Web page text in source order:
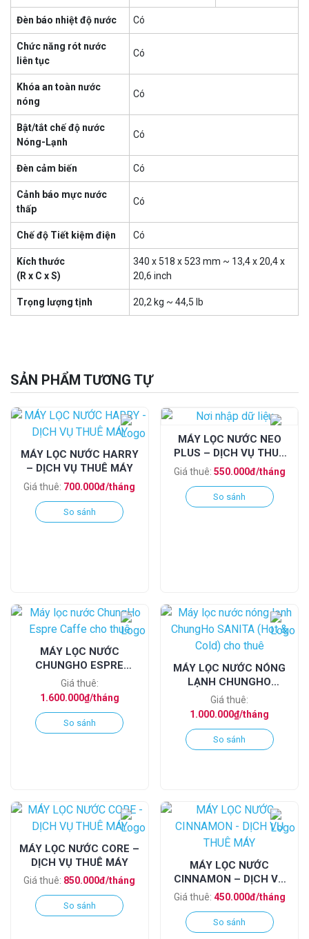
Đèn báo nhiệt độ nước Có
Chức năng rót nước
liên tục
Có
Khóa an toàn nước
nóng
Có
Bật/tắt chế độ nước
Nóng-Lạnh
Có
Đèn cảm biến Có
Cảnh báo mực nước
thấp
Có
Chế độ Tiết kiệm điện Có
Kích thước
(R x C x S)
340 x 518 x 523 mm ~ 13,4 x 20,4 x
20,6 inch
Trọng lượng tịnh 20,2 kg ~ 44,5 lb
SẢN PHẨM TƯƠNG TỰ
MÁY LỌC NƯỚC HARRY
– DỊCH VỤ THUÊ MÁY
Giá thuê: 700.000đ/tháng
So sánh
MÁY LỌC NƯỚC NEO
PLUS – DỊCH VỤ THUÊ
MÁY
Giá thuê: 550.000đ/tháng
So sánh
MÁY LỌC NƯỚC
CHUNGHO ESPRE
CAFFE CHO THUÊ
Giá thuê:
1.600.000₫/tháng
So sánh
MÁY LỌC NƯỚC NÓNG
LẠNH CHUNGHO
SANITA (HOT & COLD)
CHO THUÊ
Giá thuê:
1.000.000₫/tháng
So sánh
MÁY LỌC NƯỚC CORE –
DỊCH VỤ THUÊ MÁY
Giá thuê: 850.000đ/tháng
So sánh
MÁY LỌC NƯỚC
CINNAMON – DỊCH VỤ
THUÊ MÁY
Giá thuê: 450.000đ/tháng
So sánh